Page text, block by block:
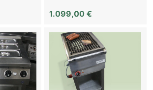
1.099,00€